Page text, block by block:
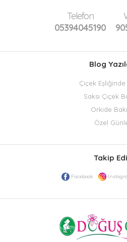
Telefon
05394045190
Blog
Çiçek
Saksı Çiçek
Orkide
Özel
Takip
Facebook